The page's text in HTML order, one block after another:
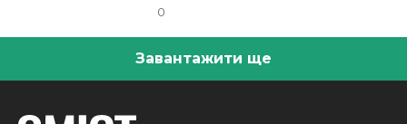
0
Завантажити ще